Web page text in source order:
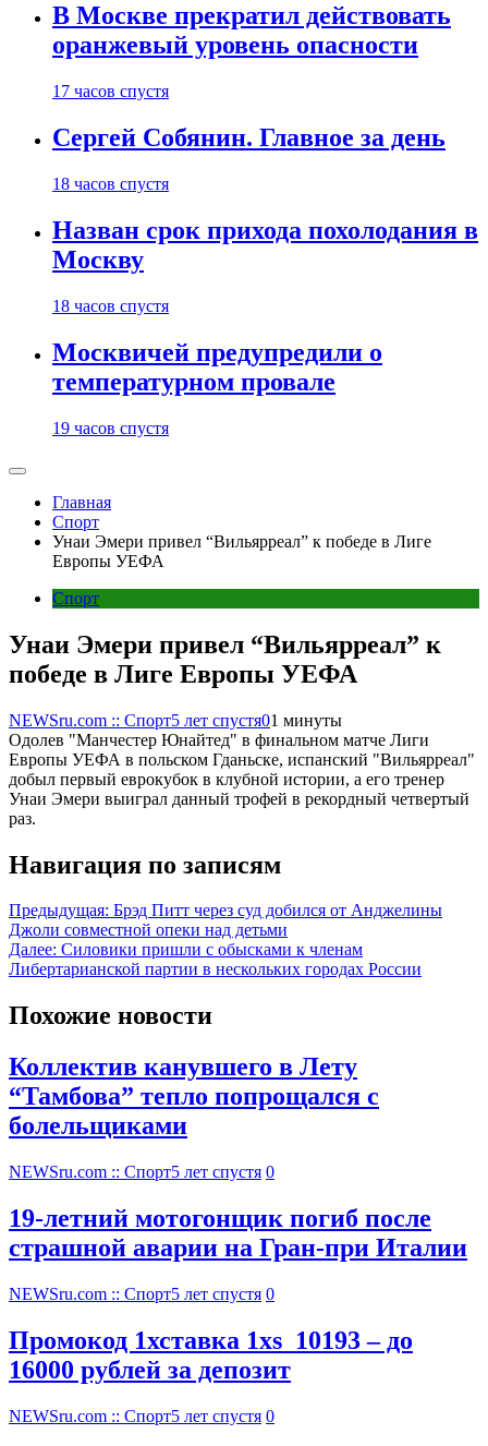
В Москве прекратил действовать
оранжевый уровень опасности
17 часов спустя
Сергей Собянин. Главное за день
18 часов спустя
Назван срок прихода похолодания в
Москву
18 часов спустя
Москвичей предупредили о
температурном провале
19 часов спустя
Главная
Спорт
Унаи Эмери привел “Вильярреал” к победе в Лиге
Европы УЕФА
Спорт
Унаи Эмери привел “Вильярреал” к
победе в Лиге Европы УЕФА
NEWSru.com :: Спорт5 лет спустя01 минуты
Одолев "Манчестер Юнайтед" в финальном матче Лиги
Европы УЕФА в польском Гданьске, испанский "Вильярреал"
добыл первый еврокубок в клубной истории, а его тренер
Унаи Эмери выиграл данный трофей в рекордный четвертый
раз.
Навигация по записям
Предыдущая: Брэд Питт через суд добился от Анджелины
Джоли совместной опеки над детьми
Далее: Силовики пришли с обысками к членам
Либертарианской партии в нескольких городах России
Похожие новости
Коллектив канувшего в Лету
“Тамбова” тепло попрощался с
болельщиками
NEWSru.com :: Спорт5 лет спустя 0
19-летний мотогонщик погиб после
страшной аварии на Гран-при Италии
NEWSru.com :: Спорт5 лет спустя 0
Промокод 1хставка 1xs_10193 – до
16000 рублей за депозит
NEWSru.com :: Спорт5 лет спустя 0